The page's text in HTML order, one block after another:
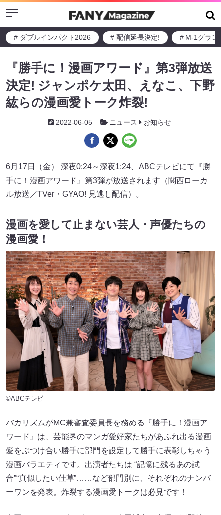
Menu
# ダブルインパクト2026 # 配信延長決定! # M-1グラン
『勝手に！漫画アワード』第3弾放送
決定! ジャンポケ太田、えなこ、下野
紘らの漫画愛トーク炸裂!
2022-06-05 ニュース お知らせ
6月17日（金） 深夜0:24～深夜1:24、ABCテレビにて『勝
手に！漫画アワード』第3弾が放送されます（関西ローカ
ル放送／TVer・GYAO! 見逃し配信）。
漫画を愛して止まない芸人・声優たちの
漫画愛！
©ABCテレビ
バカリズムがMC兼審査委員長を務める『勝手に！漫画ア
ワード』は、芸能界のマンガ愛好家たちがあふれ出る漫画
愛をぶつけ合い勝手に部門を設定して勝手に表彰しちゃう
漫画バラエティです。出演者たちは “記憶に残るあの試
合”“真似したい仕草”……など部門別に、それぞれのナンバ
ーワンを発表。炸裂する漫画愛トークは必見です！